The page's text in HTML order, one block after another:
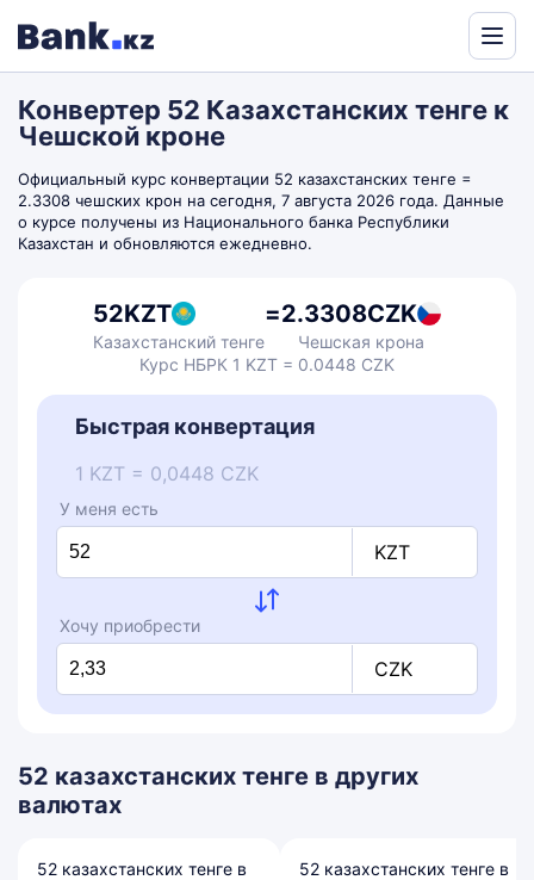
by
Translate
Конвертер 52 Казахстанских тенге к
Чешской кроне
Официальный курс конвертации 52 казахстанских тенге =
2.3308 чешских крон на сегодня, 7 августа 2026 года. Данные
о курсе получены из Национального банка Республики
Казахстан и обновляются ежедневно.
52KZT
Казахстанский тенге
=2.3308CZK
Чешская крона
Курс НБРК 1 KZT = 0.0448 CZK
Быстрая конвертация
1 KZT = 0,0448 CZK
У меня есть
KZT
Хочу приобрести
CZK
52 казахстанских тенге в других
валютах
52 казахстанских тенге в
52 казахстанских тенге в